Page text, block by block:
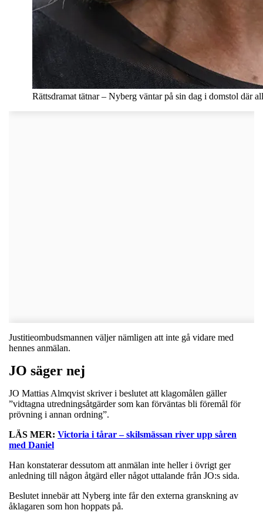
Rättsdramat tätnar – Nyberg väntar på sin dag i domstol där
Justitieombudsmannen väljer nämligen att inte gå vidare med
hennes anmälan.
JO säger nej
JO Mattias Almqvist skriver i beslutet att klagomålen gäller
”vidtagna utredningsåtgärder som kan förväntas bli föremål för
prövning i annan ordning”.
LÄS MER: Victoria i tårar – skilsmässan river upp såren
med Daniel
Han konstaterar dessutom att anmälan inte heller i övrigt ger
anledning till någon åtgärd eller något uttalande från JO:s sida.
Beslutet innebär att Nyberg inte får den externa granskning av
åklagaren som hon hoppats på.